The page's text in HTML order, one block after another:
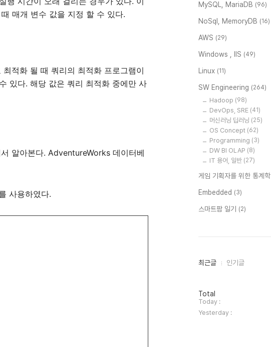
매개 변수 값을 지정 할 수 있다.
적화 될 때 쿼리의 최적화 프로그램이
있다. 해당 값은 쿼리 최적화 중에만 사
알아본다. AdventureWorks 데이터베
사용하였다.
MySQL, MariaDB (96)
NoSql, MemoryDB (16)
AWS (29)
Windows , IIS (49)
Linux (11)
SW Engineering (264)
Hadoop (98)
DevOps, SRE (41)
머신러닝 딥러닝 (25)
OS Concept (62)
Programming (3)
DW BI OLAP (8)
IT 용어, 일반 (27)
게임 기획자를 위한 통계학
Embedded (3)
스마트팜 일기 (2)
최
인
기
글
최근글 인기글
방
문
자
수
Total
Today :
Yesterday :